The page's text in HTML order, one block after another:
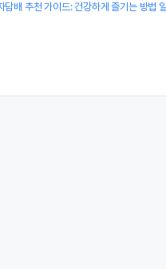
배 추천 가이드: 건강하게 즐기는 방법